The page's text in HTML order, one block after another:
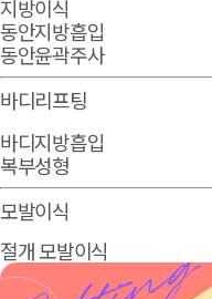
지방이식
동안지방흡입
동안윤곽주사
바디리프팅
바디지방흡입
복부성형
모발이식
절개 모발이식